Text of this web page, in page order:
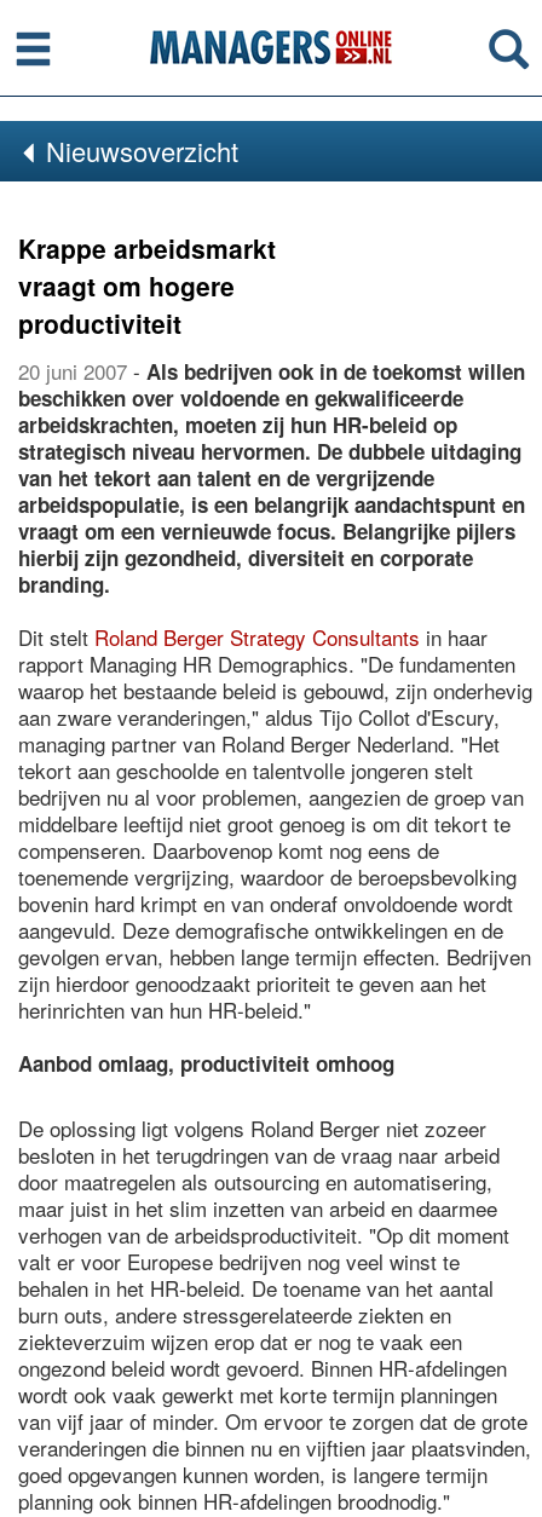
Menu
Nieuwsoverzicht
Krappe arbeidsmarkt
vraagt om hogere
productiviteit
20 juni 2007 - Als bedrijven ook in de toekomst willen
beschikken over voldoende en gekwalificeerde
arbeidskrachten, moeten zij hun HR-beleid op
strategisch niveau hervormen. De dubbele uitdaging
van het tekort aan talent en de vergrijzende
arbeidspopulatie, is een belangrijk aandachtspunt en
vraagt om een vernieuwde focus. Belangrijke pijlers
hierbij zijn gezondheid, diversiteit en corporate
branding.
Dit stelt Roland Berger Strategy Consultants in haar
rapport Managing HR Demographics. "De fundamenten
waarop het bestaande beleid is gebouwd, zijn onderhevig
aan zware veranderingen," aldus Tijo Collot d'Escury,
managing partner van Roland Berger Nederland. "Het
tekort aan geschoolde en talentvolle jongeren stelt
bedrijven nu al voor problemen, aangezien de groep van
middelbare leeftijd niet groot genoeg is om dit tekort te
compenseren. Daarbovenop komt nog eens de
toenemende vergrijzing, waardoor de beroepsbevolking
bovenin hard krimpt en van onderaf onvoldoende wordt
aangevuld. Deze demografische ontwikkelingen en de
gevolgen ervan, hebben lange termijn effecten. Bedrijven
zijn hierdoor genoodzaakt prioriteit te geven aan het
herinrichten van hun HR-beleid."
Aanbod omlaag, productiviteit omhoog
De oplossing ligt volgens Roland Berger niet zozeer
besloten in het terugdringen van de vraag naar arbeid
door maatregelen als outsourcing en automatisering,
maar juist in het slim inzetten van arbeid en daarmee
verhogen van de arbeidsproductiviteit. "Op dit moment
valt er voor Europese bedrijven nog veel winst te
behalen in het HR-beleid. De toename van het aantal
burn outs, andere stressgerelateerde ziekten en
ziekteverzuim wijzen erop dat er nog te vaak een
ongezond beleid wordt gevoerd. Binnen HR-afdelingen
wordt ook vaak gewerkt met korte termijn planningen
van vijf jaar of minder. Om ervoor te zorgen dat de grote
veranderingen die binnen nu en vijftien jaar plaatsvinden,
goed opgevangen kunnen worden, is langere termijn
planning ook binnen HR-afdelingen broodnodig."